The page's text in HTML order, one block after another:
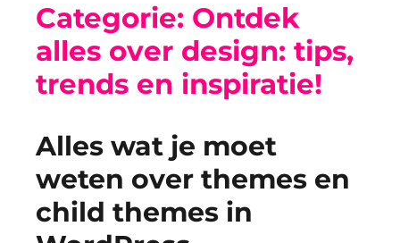
Categorie: Ontdek
alles over design: tips,
trends en inspiratie!
Alles wat je moet
weten over themes en
child themes in